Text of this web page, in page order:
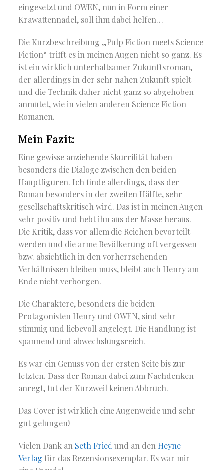
eingesetzt und OWEN, nun in Form einer
Krawattennadel, soll ihm dabei helfen…
Die Kurzbeschreibung „Pulp Fiction meets Science
Fiction“ trifft es in meinen Augen nicht so ganz. Es
ist ein wirklich unterhaltsamer Zukunftsroman,
der allerdings in der sehr nahen Zukunft spielt
und die Technik daher nicht ganz so abgehoben
anmutet, wie in vielen anderen Science Fiction
Romanen.
Mein Fazit:
Eine gewisse anziehende Skurrilität haben
besonders die Dialoge zwischen den beiden
Hauptfiguren. Ich finde allerdings, dass der
Roman besonders in der zweiten Hälfte, sehr
gesellschaftskritisch wird. Das ist in meinen Augen
sehr positiv und hebt ihn aus der Masse heraus.
Die Kritik, dass vor allem die Reichen bevorteilt
werden und die arme Bevölkerung oft vergessen
bzw. absichtlich in den vorherrschenden
Verhältnissen bleiben muss, bleibt auch Henry am
Ende nicht verborgen.
Die Charaktere, besonders die beiden
Protagonisten Henry und OWEN, sind sehr
stimmig und liebevoll angelegt. Die Handlung ist
spannend und abwechslungsreich.
Es war ein Genuss von der ersten Seite bis zur
letzten. Dass der Roman dabei zum Nachdenken
anregt, tut der Kurzweil keinen Abbruch.
Das Cover ist wirklich eine Augenweide und sehr
gut gelungen!
Vielen Dank an Seth Fried und an den Heyne
Verlag für das Rezensionsexemplar. Es war mir